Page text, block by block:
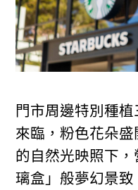
門市周邊特別種
來臨，粉色花朵
的自然光映照下
璃盒」般夢幻景